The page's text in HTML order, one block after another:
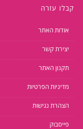
קבלו עזרה
אודות האתר
יצירת קשר
תקנון האתר
מדיניות הפרטיות
הצהרת נגישות
פייסבוק